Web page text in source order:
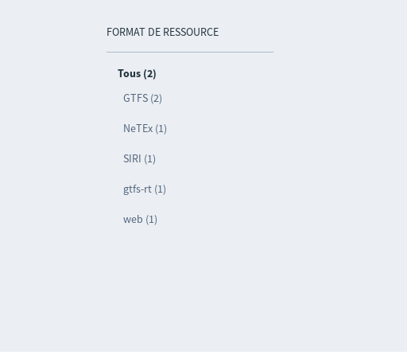
FORMAT DE RESSOURCE
Tous (2)
GTFS (2)
NeTEx (1)
SIRI (1)
gtfs-rt (1)
web (1)